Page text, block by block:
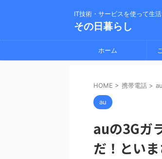
IT技術・サービスを使って生
その日暮らし
ホーム
HOME > 携帯電話 > au
au
auの3Gガ
だ！とい